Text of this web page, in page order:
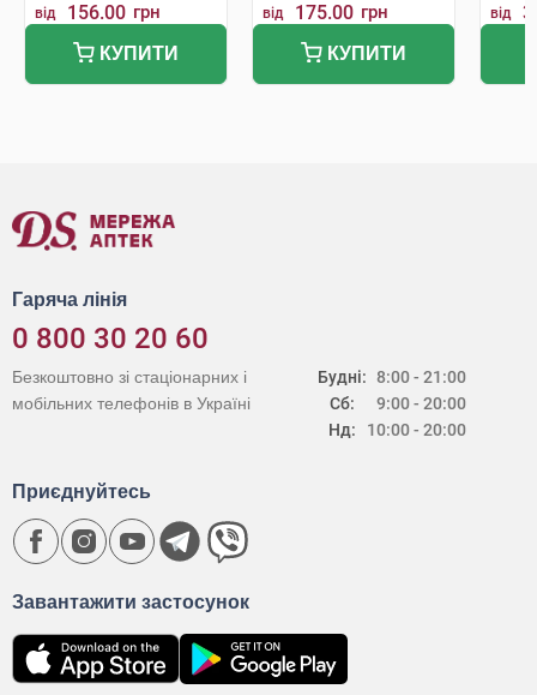
від 156.00 грн
КУПИТИ
від 175.00 грн
КУПИТИ
від
Гаряча лінія
0 800 30 20 60
Будні:
Сб:
Нд:
8:00 - 21:00
9:00 - 20:00
10:00 - 20:00
Безкоштовно зі стаціонарних і
мобільних телефонів в Україні
Завантажити застосунок
Приєднуйтесь